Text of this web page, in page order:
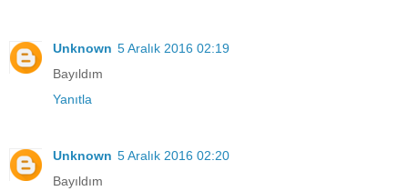
Unknown 5 Aralık 2016 02:19
Bayıldım
Yanıtla
Unknown 5 Aralık 2016 02:20
Bayıldım